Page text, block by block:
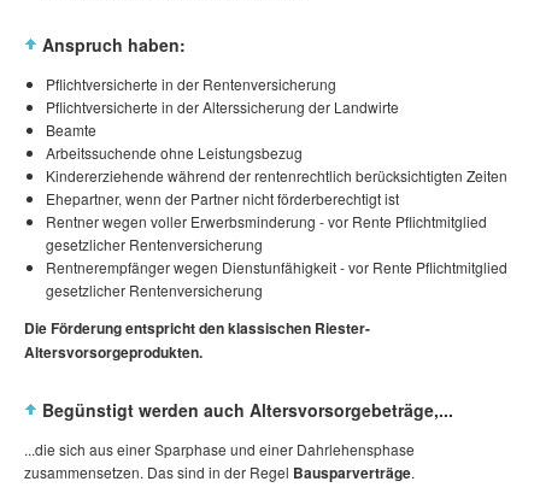
Anspruch haben:
Pflichtversicherte in der Rentenversicherung
Pflichtversicherte in der Alterssicherung der Landwirte
Beamte
Arbeitssuchende ohne Leistungsbezug
Kindererziehende während der rentenrechtlich berücksichtigten Zeiten
Ehepartner, wenn der Partner nicht förderberechtigt ist
Rentner wegen voller Erwerbsminderung - vor Rente Pflichtmitglied
gesetzlicher Rentenversicherung
Rentnerempfänger wegen Dienstunfähigkeit - vor Rente Pflichtmitglied
gesetzlicher Rentenversicherung
Die Förderung entspricht den klassischen Riester-
Altersvorsorgeprodukten.
Begünstigt werden auch Altersvorsorgebeträge,...
...die sich aus einer Sparphase und einer Dahrlehensphase
zusammensetzen. Das sind in der Regel Bausparverträge.